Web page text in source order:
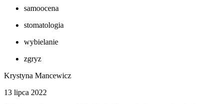
samoocena
stomatologia
wybielanie
zgryz
Krystyna Mancewicz
13 lipca 2022